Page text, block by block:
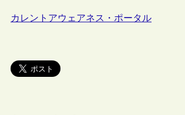
カレントアウェアネス・ポータル